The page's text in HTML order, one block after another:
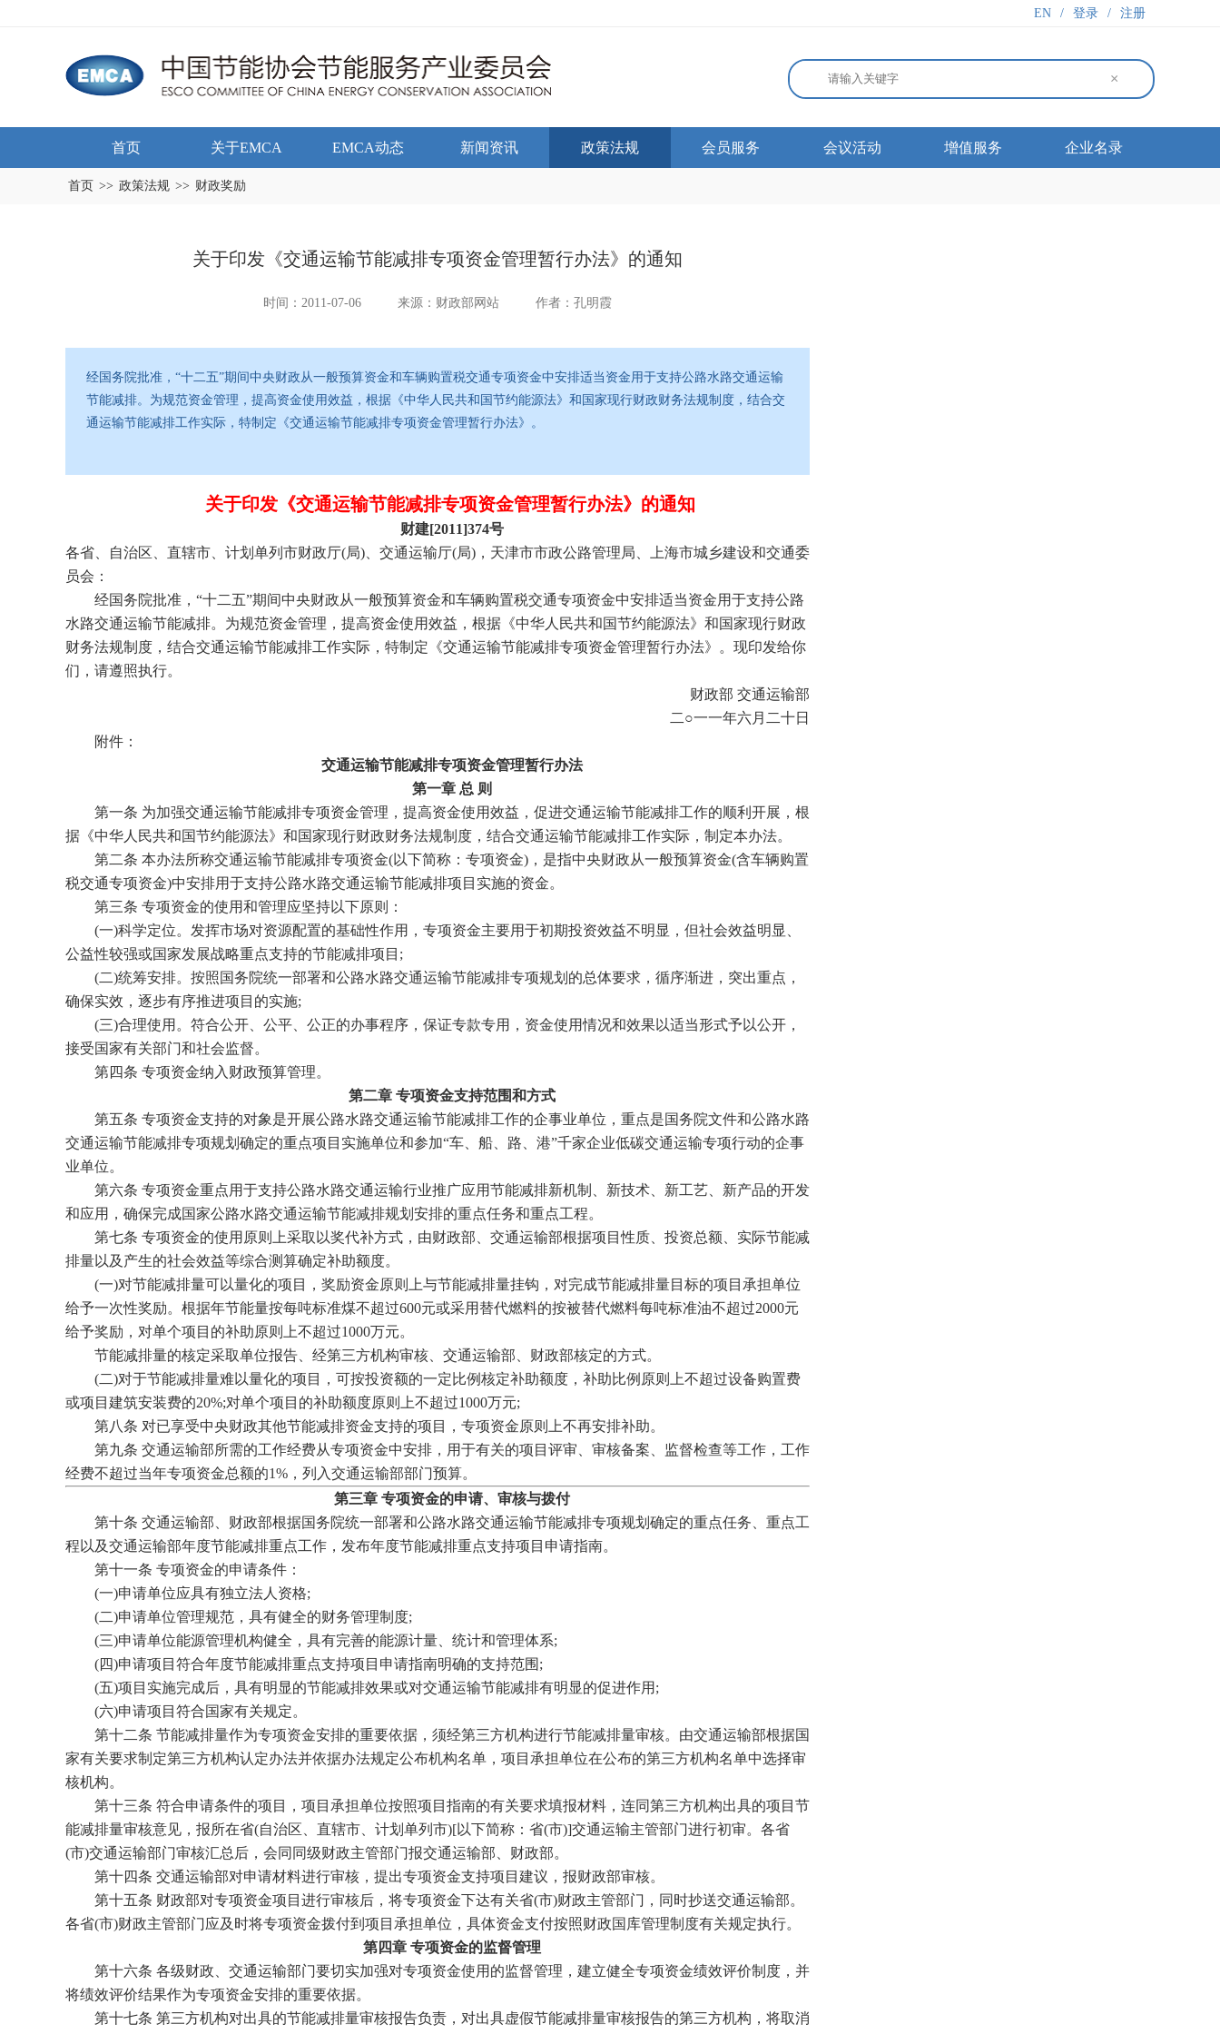
EN / 登录 / 注册
×
首页 关于EMCA EMCA动态 新闻资讯 政策法规 会员服务 会议活动 增值服务 企业名录
首页 >> 政策法规 >> 财政奖励
关于印发《交通运输节能减排专项资金管理暂行办法》的通知
时间：2011-07-06 来源：财政部网站 作者：孔明霞
经国务院批准，“十二五”期间中央财政从一般预算资金和车辆购置税交通专项资金中安排适当资金用于支持公路水路交通运输
节能减排。为规范资金管理，提高资金使用效益，根据《中华人民共和国节约能源法》和国家现行财政财务法规制度，结合交
通运输节能减排工作实际，特制定《交通运输节能减排专项资金管理暂行办法》。
关于印发《交通运输节能减排专项资金管理暂行办法》的通知
财建[2011]374号
各省、自治区、直辖市、计划单列市财政厅(局)、交通运输厅(局)，天津市市政公路管理局、上海市城乡建设和交通委
员会：
经国务院批准，“十二五”期间中央财政从一般预算资金和车辆购置税交通专项资金中安排适当资金用于支持公路
水路交通运输节能减排。为规范资金管理，提高资金使用效益，根据《中华人民共和国节约能源法》和国家现行财政
财务法规制度，结合交通运输节能减排工作实际，特制定《交通运输节能减排专项资金管理暂行办法》。现印发给你
们，请遵照执行。
财政部 交通运输部
二○一一年六月二十日
附件：
交通运输节能减排专项资金管理暂行办法
第一章 总 则
第一条 为加强交通运输节能减排专项资金管理，提高资金使用效益，促进交通运输节能减排工作的顺利开展，根
据《中华人民共和国节约能源法》和国家现行财政财务法规制度，结合交通运输节能减排工作实际，制定本办法。
第二条 本办法所称交通运输节能减排专项资金(以下简称：专项资金)，是指中央财政从一般预算资金(含车辆购置
税交通专项资金)中安排用于支持公路水路交通运输节能减排项目实施的资金。
第三条 专项资金的使用和管理应坚持以下原则：
(一)科学定位。发挥市场对资源配置的基础性作用，专项资金主要用于初期投资效益不明显，但社会效益明显、
公益性较强或国家发展战略重点支持的节能减排项目;
(二)统筹安排。按照国务院统一部署和公路水路交通运输节能减排专项规划的总体要求，循序渐进，突出重点，
确保实效，逐步有序推进项目的实施;
(三)合理使用。符合公开、公平、公正的办事程序，保证专款专用，资金使用情况和效果以适当形式予以公开，
接受国家有关部门和社会监督。
第四条 专项资金纳入财政预算管理。
第二章 专项资金支持范围和方式
第五条 专项资金支持的对象是开展公路水路交通运输节能减排工作的企事业单位，重点是国务院文件和公路水路
交通运输节能减排专项规划确定的重点项目实施单位和参加“车、船、路、港”千家企业低碳交通运输专项行动的企事
业单位。
第六条 专项资金重点用于支持公路水路交通运输行业推广应用节能减排新机制、新技术、新工艺、新产品的开发
和应用，确保完成国家公路水路交通运输节能减排规划安排的重点任务和重点工程。
第七条 专项资金的使用原则上采取以奖代补方式，由财政部、交通运输部根据项目性质、投资总额、实际节能减
排量以及产生的社会效益等综合测算确定补助额度。
(一)对节能减排量可以量化的项目，奖励资金原则上与节能减排量挂钩，对完成节能减排量目标的项目承担单位
给予一次性奖励。根据年节能量按每吨标准煤不超过600元或采用替代燃料的按被替代燃料每吨标准油不超过2000元
给予奖励，对单个项目的补助原则上不超过1000万元。
节能减排量的核定采取单位报告、经第三方机构审核、交通运输部、财政部核定的方式。
(二)对于节能减排量难以量化的项目，可按投资额的一定比例核定补助额度，补助比例原则上不超过设备购置费
或项目建筑安装费的20%;对单个项目的补助额度原则上不超过1000万元;
第八条 对已享受中央财政其他节能减排资金支持的项目，专项资金原则上不再安排补助。
第九条 交通运输部所需的工作经费从专项资金中安排，用于有关的项目评审、审核备案、监督检查等工作，工作
经费不超过当年专项资金总额的1%，列入交通运输部部门预算。
第三章 专项资金的申请、审核与拨付
第十条 交通运输部、财政部根据国务院统一部署和公路水路交通运输节能减排专项规划确定的重点任务、重点工
程以及交通运输部年度节能减排重点工作，发布年度节能减排重点支持项目申请指南。
第十一条 专项资金的申请条件：
(一)申请单位应具有独立法人资格;
(二)申请单位管理规范，具有健全的财务管理制度;
(三)申请单位能源管理机构健全，具有完善的能源计量、统计和管理体系;
(四)申请项目符合年度节能减排重点支持项目申请指南明确的支持范围;
(五)项目实施完成后，具有明显的节能减排效果或对交通运输节能减排有明显的促进作用;
(六)申请项目符合国家有关规定。
第十二条 节能减排量作为专项资金安排的重要依据，须经第三方机构进行节能减排量审核。由交通运输部根据国
家有关要求制定第三方机构认定办法并依据办法规定公布机构名单，项目承担单位在公布的第三方机构名单中选择审
核机构。
第十三条 符合申请条件的项目，项目承担单位按照项目指南的有关要求填报材料，连同第三方机构出具的项目节
能减排量审核意见，报所在省(自治区、直辖市、计划单列市)[以下简称：省(市)]交通运输主管部门进行初审。各省
(市)交通运输部门审核汇总后，会同同级财政主管部门报交通运输部、财政部。
第十四条 交通运输部对申请材料进行审核，提出专项资金支持项目建议，报财政部审核。
第十五条 财政部对专项资金项目进行审核后，将专项资金下达有关省(市)财政主管部门，同时抄送交通运输部。
各省(市)财政主管部门应及时将专项资金拨付到项目承担单位，具体资金支付按照财政国库管理制度有关规定执行。
第四章 专项资金的监督管理
第十六条 各级财政、交通运输部门要切实加强对专项资金使用的监督管理，建立健全专项资金绩效评价制度，并
将绩效评价结果作为专项资金安排的重要依据。
第十七条 第三方机构对出具的节能减排量审核报告负责，对出具虚假节能减排量审核报告的第三方机构，将取消